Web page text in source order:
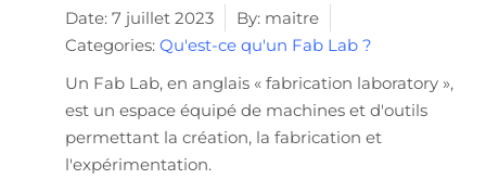
Date: 7 juillet 2023 By: maitre
Categories: Qu'est-ce qu'un Fab Lab ?
Un Fab Lab, en anglais « fabrication laboratory »,
est un espace équipé de machines et d'outils
permettant la création, la fabrication et
l'expérimentation.